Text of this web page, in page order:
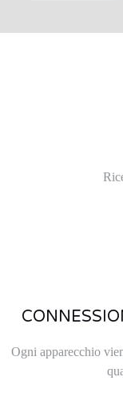
Ogni apparecchio